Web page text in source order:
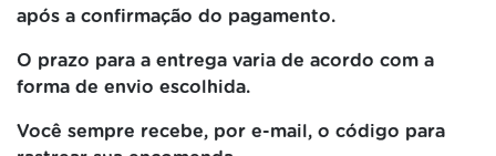
após a confirmação do pagamento.
O prazo para a entrega varia de acordo com a
forma de envio escolhida.
Você sempre recebe, por e-mail, o código para